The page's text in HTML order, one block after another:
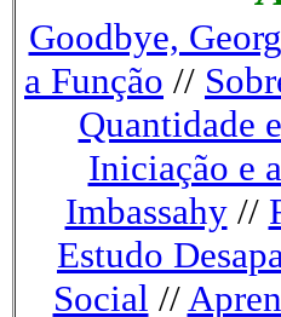
Goodbye,
a Função //
Quantidade
Iniciação e
Imbassahy//
Estudo
Social //